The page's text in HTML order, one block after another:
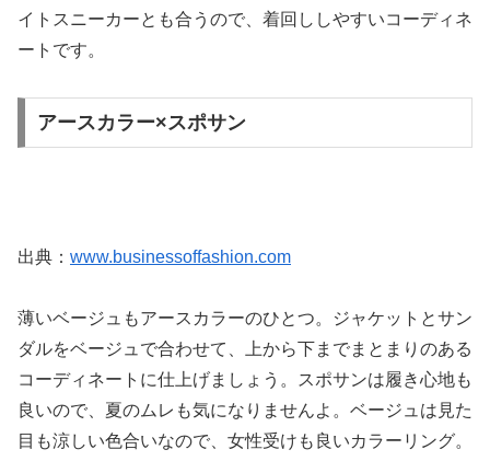
イトスニーカーとも合うので、着回ししやすいコーディネ
ートです。
アースカラー×スポサン
出典： www.businessoffashion.com
薄いベージュもアースカラーのひとつ。ジャケットとサン
ダルをベージュで合わせて、上から下までまとまりのある
コーディネートに仕上げましょう。スポサンは履き心地も
良いので、夏のムレも気になりませんよ。ベージュは見た
目も涼しい色合いなので、女性受けも良いカラーリング。